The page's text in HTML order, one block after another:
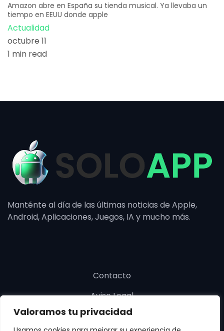
Valoramos tu privacidad
Amazon abre en España su tienda musical. Ya llevaba un
tiempo en EEUU donde apple
Actualidad
octubre 11
1 min read
Manténte al día de las últimas noticias de Apple,
Android, Aplicaciones, Juegos, IA y mucho más.
Contacto
Aviso Legal
Política de cookies